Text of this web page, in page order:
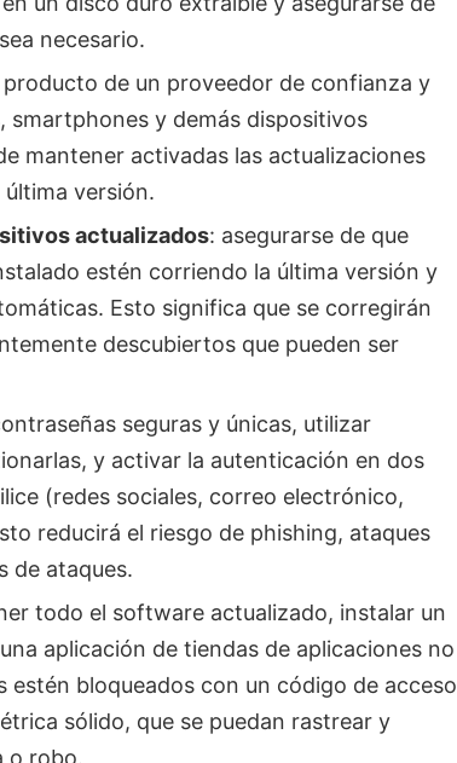
necesario.
de un proveedor de confianza y
smartphones y demás dispositivos
mantener activadas las actualizaciones
versión.
actualizados: asegurarse de que
estén corriendo la última versión y
Esto significa que se corregirán
descubiertos que pueden ser
seguras y únicas, utilizar
y activar la autenticación en dos
(redes sociales, correo electrónico,
reducirá el riesgo de phishing, ataques
de ataques.
todo el software actualizado, instalar un
aplicación de tiendas de aplicaciones no
estén bloqueados con un código de acceso
sólido, que se puedan rastrear y